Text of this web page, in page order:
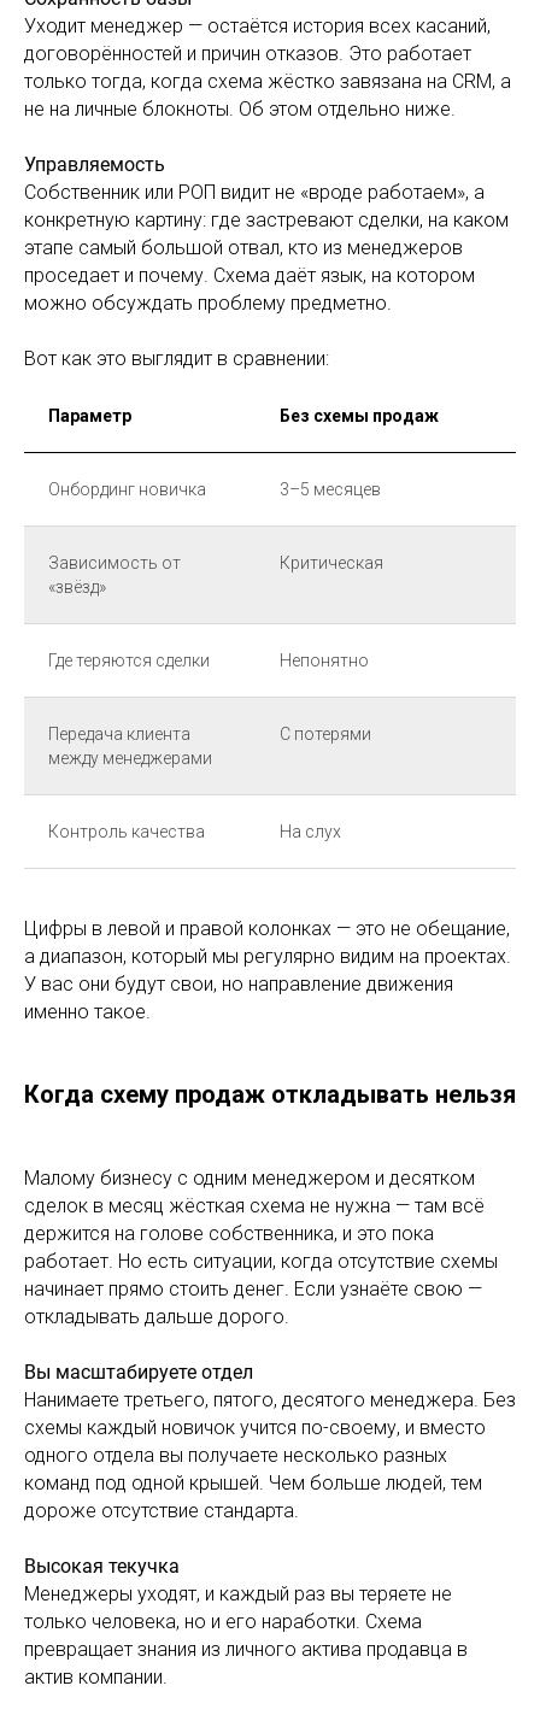
Уходит менеджер — остаётся история всех касаний,
договорённостей и причин отказов. Это работает
только тогда, когда схема жёстко завязана на CRM, а
не на личные блокноты. Об этом отдельно ниже.
Управляемость
Собственник или РОП видит не «вроде работаем», а
конкретную картину: где застревают сделки, на каком
этапе самый большой отвал, кто из менеджеров
проседает и почему. Схема даёт язык, на котором
можно обсуждать проблему предметно.
Вот как это выглядит в сравнении:
Параметр Без схемы продаж
Онбординг новичка 3–5 месяцев
Зависимость от
«звёзд»
Критическая
Где теряются сделки Непонятно
Передача клиента
между менеджерами
С потерями
Контроль качества На слух
Цифры в левой и правой колонках — это не обещание,
а диапазон, который мы регулярно видим на проектах.
У вас они будут свои, но направление движения
именно такое.
Когда схему продаж откладывать нельзя
Малому бизнесу с одним менеджером и десятком
сделок в месяц жёсткая схема не нужна — там всё
держится на голове собственника, и это пока
работает. Но есть ситуации, когда отсутствие схемы
начинает прямо стоить денег. Если узнаёте свою —
откладывать дальше дорого.
Вы масштабируете отдел
Нанимаете третьего, пятого, десятого менеджера. Без
схемы каждый новичок учится по-своему, и вместо
одного отдела вы получаете несколько разных
команд под одной крышей. Чем больше людей, тем
дороже отсутствие стандарта.
Высокая текучка
Менеджеры уходят, и каждый раз вы теряете не
только человека, но и его наработки. Схема
превращает знания из личного актива продавца в
актив компании.